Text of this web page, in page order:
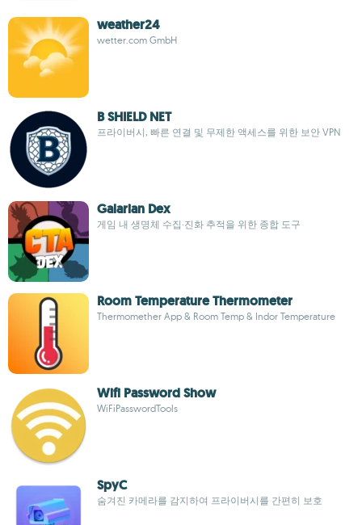
weather24
wetter.com GmbH
B SHIELD NET
프라이버시, 빠른 연결 및 무제한 액세스를 위한 보안 VPN
Galarian Dex
게임 내 생명체 수집·진화 추적을 위한 종합 도구
Room Temperature Thermometer
Thermomether App & Room Temp & Indor Temperature
Wifi Password Show
WiFiPasswordTools
SpyC
숨겨진 카메라를 감지하여 프라이버시를 간편히 보호